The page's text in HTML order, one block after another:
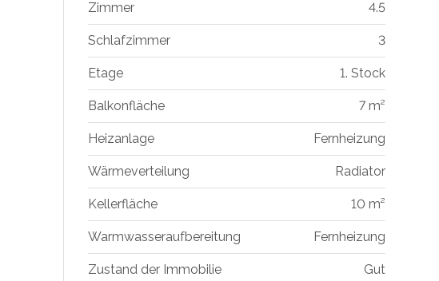
Zimmer 4.5
Schlafzimmer 3
Etage 1. Stock
Balkonfläche 7 m²
Heizanlage Fernheizung
Wärmeverteilung Radiator
Kellerfläche 10 m²
Warmwasseraufbereitung Fernheizung
Zustand der Immobilie Gut